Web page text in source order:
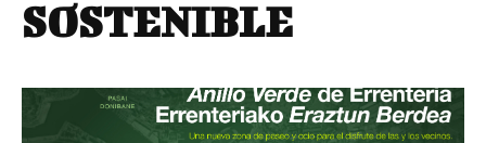
SOSTENIBLE